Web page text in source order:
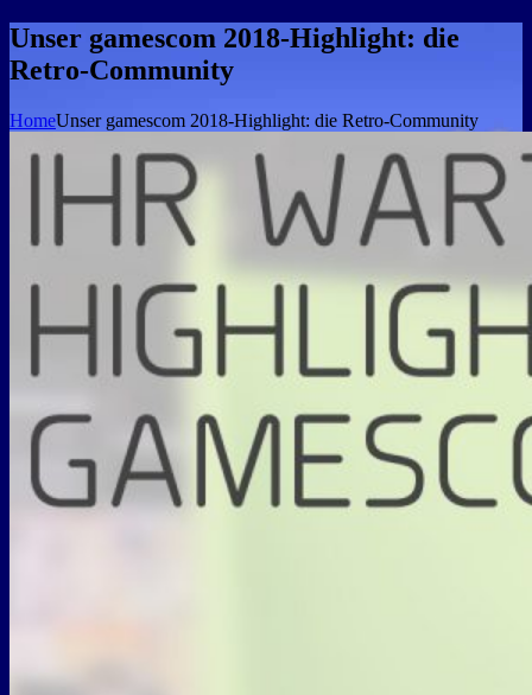
Unser gamescom 2018-Highlight: die
Retro-Community
HomeUnser gamescom 2018-Highlight: die Retro-Community